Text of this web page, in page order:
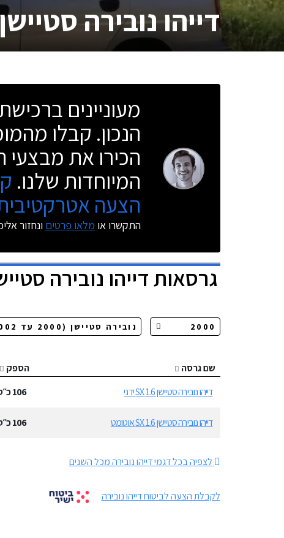
דייהו נובירה
מעוניינים
הנכון. קבלו
הכירו את מבצעי
המיוחדות שלנו.
הצעה
התקשרו או מלאו פרטים ונחזור
גרסאותדייהו נובירה
שם גרסה הספק
דייהו נובירה סטיישן 1.6 SX ידני
106
דייהו נובירה סטיישן 1.6 SX אוטומט 106
לצפיה בכל דגמי דייהו נובירה מכל השנים
לקבלת הצעה לביטוח דייהו נובירה